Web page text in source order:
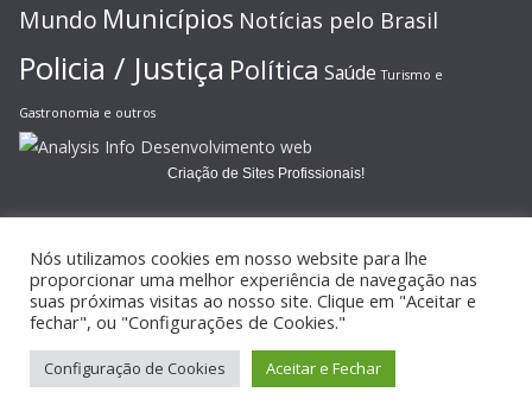
Mundo Municípios Notícias pelo Brasil
Policia / Justiça Política Saúde Turismo e
Gastronomia e outros
Criação de Sites Profissionais!
Copyright © 2026JORNAL GAZETA ONLINE
reservados.
Tema:ColorMagpor ThemeGrill. Powered by
Nós utilizamos cookies em nosso website para lhe
proporcionar uma melhor experiência de navegação nas
suas próximas visitas ao nosso site. Clique em "Aceitar e
fechar", ou "Configurações de Cookies."
Configuração de Cookies Aceitar e Fechar